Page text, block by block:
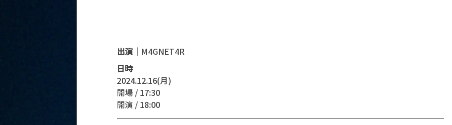
出演｜ M4GNET4R
日時
2024.12.16(月)
開場 / 17:30
開演 / 18:00